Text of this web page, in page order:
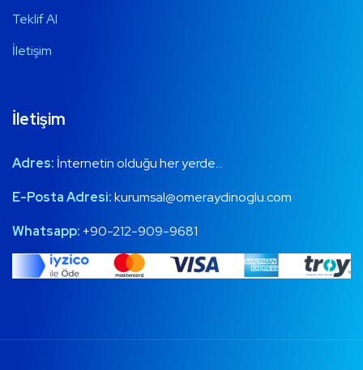
Teklif Al
İletişim
İletişim
Adres: İnternetin olduğu her yerde…
E-Posta Adresi:kurumsal@omeraydinoglu.com
Whatsapp: +90-212-909-9681